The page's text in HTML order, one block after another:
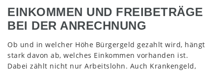
EINKOMMEN UND FREIBETRÄGE
BEI DER ANRECHNUNG
Ob und in welcher Höhe Bürgergeld gezahlt wird, hängt
stark davon ab, welches Einkommen vorhanden ist.
Dabei zählt nicht nur Arbeitslohn. Auch Krankengeld,